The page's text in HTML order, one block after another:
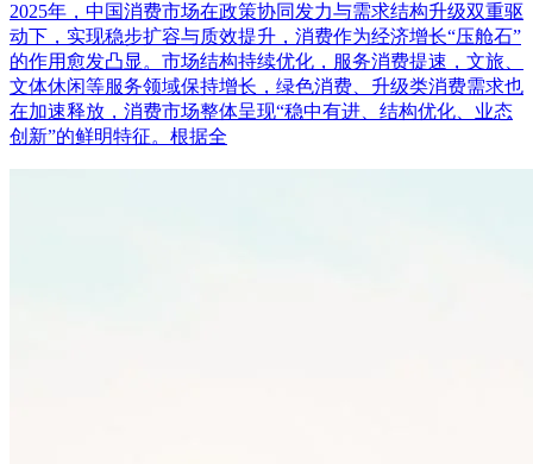
2025年，中国消费市场在政策协同发力与需求结构升级双重驱
动下，实现稳步扩容与质效提升，消费作为经济增长“压舱石”
的作用愈发凸显。市场结构持续优化，服务消费提速，文旅、
文体休闲等服务领域保持增长，绿色消费、升级类消费需求也
在加速释放，消费市场整体呈现“稳中有进、结构优化、业态
创新”的鲜明特征。根据全